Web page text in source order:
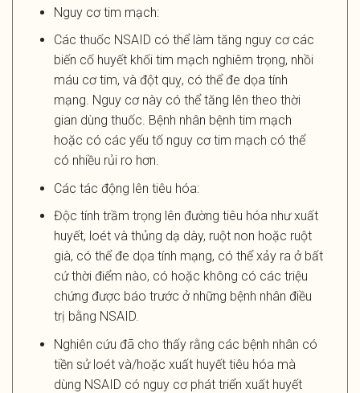
Nguy cơ tim mạch:
Các thuốc NSAID có thể làm tăng nguy cơ các
biến cố huyết khối tim mạch nghiêm trọng, nhồi
máu cơ tim, và đột quỵ, có thể đe dọa tính
mạng. Nguy cơ này có thể tăng lên theo thời
gian dùng thuốc. Bệnh nhân bệnh tim mạch
hoặc có các yếu tố nguy cơ tim mạch có thể
có nhiều rủi ro hơn.
Các tác động lên tiêu hóa:
Độc tính trầm trọng lên đường tiêu hóa như xuất
huyết, loét và thủng dạ dày, ruột non hoặc ruột
già, có thể đe dọa tính mạng, có thể xảy ra ở bất
cứ thời điểm nào, có hoặc không có các triệu
chứng được báo trước ở những bệnh nhân điều
trị bằng NSAID.
Nghiên cứu đã cho thấy rằng các bệnh nhân có
tiền sử loét và/hoặc xuất huyết tiêu hóa mà
dùng NSAID có nguy cơ phát triển xuất huyết